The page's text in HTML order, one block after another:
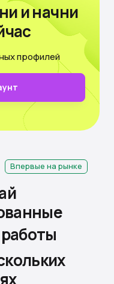
и начни
профилей
Впервые на рынке
работы